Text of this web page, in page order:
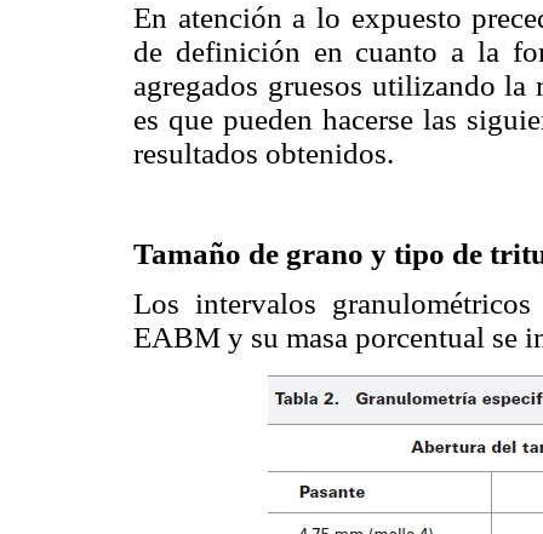
En atención a lo expuesto
de definición en cuanto a la
agregados gruesos utilizando
es que pueden hacerse las
resultados obtenidos.
Tamaño de grano y tipo de
Los intervalos
EABM y su masa porcentual se